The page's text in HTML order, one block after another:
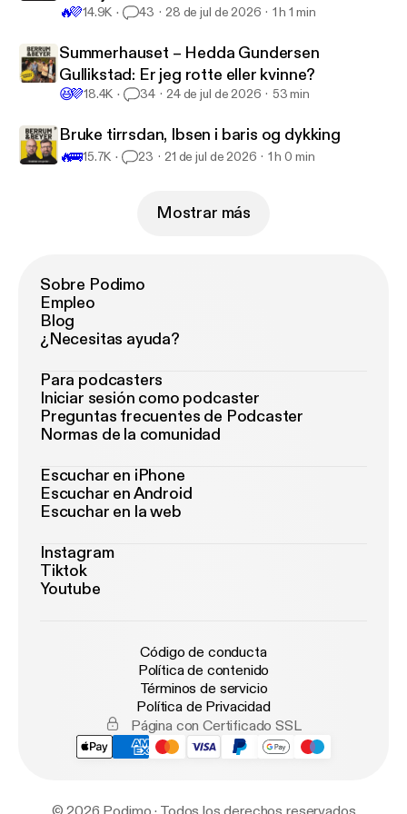
🔥💜14.9K 43 28 de jul de 2026 1 h 1 min
Summerhauset – Hedda Gundersen
Gullikstad: Er jeg rotte eller kvinne?
😆💜18.4K 34 24 de jul de 2026 53 min
Bruke tirrsdan, Ibsen i baris og dykking
🔥🚌15.7K 23 21 de jul de 2026 1 h 0 min
Mostrar más
Sobre Podimo
Empleo
Blog
¿Necesitas ayuda?
Para podcasters
Iniciar sesión como podcaster
Preguntas frecuentes de Podcaster
Normas de la comunidad
Escuchar en iPhone
Escuchar en Android
Escuchar en la web
Instagram
Tiktok
Youtube
Código de conducta
Política de contenido
Términos de servicio
Política de Privacidad
Página con Certificado SSL